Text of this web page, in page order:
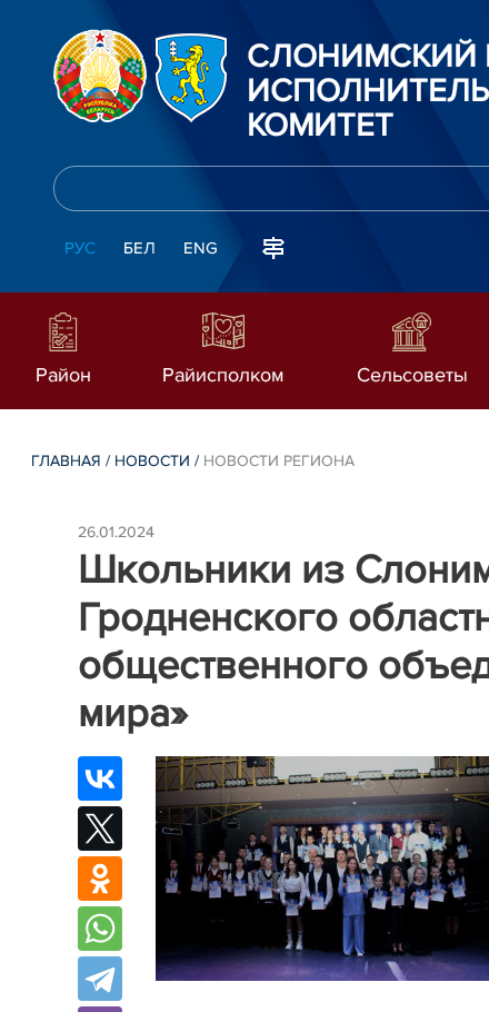
СЛОНИМСКИЙ
КОМИТЕТ
РУС БЕЛ ENG
Район Райисполком Сельсоветы
ГЛАВНАЯ / НОВОСТИ / НОВОСТИ РЕГИОНА
26.01.2024
Школьники из
Гродненского
общественного
мира»